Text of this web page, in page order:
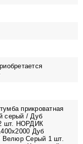
прикроватная
серый / Дуб
шт. НОРДИК
Дуб
Велюр Серый 1 шт.